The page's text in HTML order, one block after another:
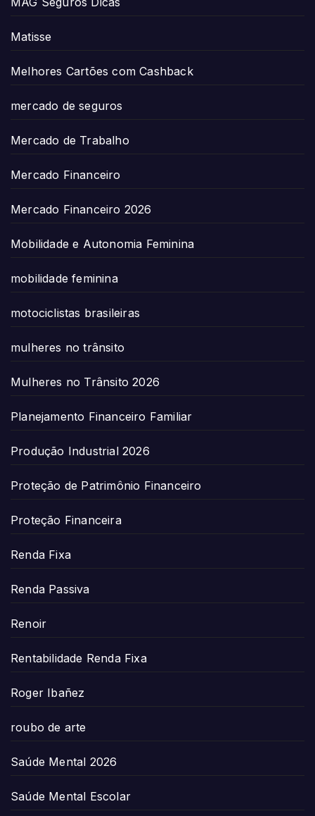
Matisse
Melhores Cartões com Cashback
mercado de seguros
Mercado de Trabalho
Mercado Financeiro
Mercado Financeiro 2026
Mobilidade e Autonomia Feminina
mobilidade feminina
motociclistas brasileiras
mulheres no trânsito
Mulheres no Trânsito 2026
Planejamento Financeiro Familiar
Produção Industrial 2026
Proteção de Patrimônio Financeiro
Proteção Financeira
Renda Fixa
Renda Passiva
Renoir
Rentabilidade Renda Fixa
Roger Ibañez
roubo de arte
Saúde Mental 2026
Saúde Mental Escolar